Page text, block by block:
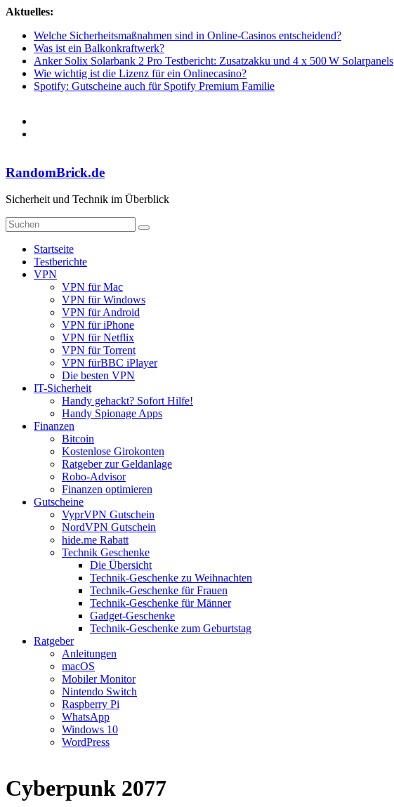
Zum
springen
Aktuelles:
Welche Sicherheitsmaßnahmen sind in Online-Casinos entscheidend?
Was ist ein Balkonkraftwerk?
Anker Solix Solarbank 2 Pro Testbericht: Zusatzakku und 4 x 500 W Solarpanels
Wie wichtig ist die Lizenz für ein Onlinecasino?
Spotify: Gutscheine auch für Spotify Premium Familie
RandomBrick.de
Sicherheit und Technik im Überblick
Startseite
Testberichte
VPN
VPN für Mac
VPN für Windows
VPN für Android
VPN für iPhone
VPN für Netflix
VPN für Torrent
VPN fürBBC iPlayer
Die besten VPN
IT-Sicherheit
Handy gehackt? Sofort Hilfe!
Handy Spionage Apps
Finanzen
Bitcoin
Kostenlose Girokonten
Ratgeber zur Geldanlage
Robo-Advisor
Finanzen optimieren
Gutscheine
VyprVPN Gutschein
NordVPN Gutschein
hide.me Rabatt
Technik Geschenke
Die Übersicht
Technik-Geschenke zu Weihnachten
Technik-Geschenke für Frauen
Technik-Geschenke für Männer
Gadget-Geschenke
Technik-Geschenke zum Geburtstag
Ratgeber
Anleitungen
macOS
Mobiler Monitor
Nintendo Switch
Raspberry Pi
WhatsApp
Windows 10
WordPress
Cyberpunk 2077